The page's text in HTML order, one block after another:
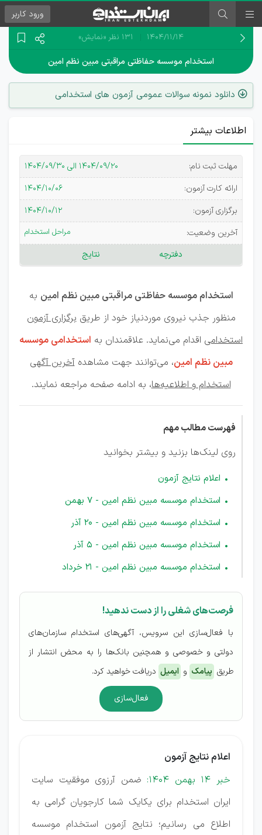
ورود کاربر
۱۴۰۴/۱۱/۱۴ 131 نظر «نمایش»
استخدام موسسه حفاظتی مراقبتی مبین نظم امین
دانلود نمونه سوالات عمومی آزمون های استخدامی
اطلاعات بیشتر
مهلت ثبت نام:
۱۴۰۴/۰۹/۲۰ الی ۱۴۰۴/۰۹/۳۰
ارائه کارت آزمون:
۱۴۰۴/۱۰/۰۶
برگزاری آزمون:
۱۴۰۴/۱۰/۱۲
آخرین وضعیت:
مراحل استخدام
دفترچه نتایج
استخدامی
موسسه
حفاظتی
مراقبتی
مبین نظم
امین
استخدام موسسه حفاظتی مراقبتی مبین نظم امین به
منظور جذب نیروی موردنیاز خود از طریقبرگزاری آزمون
استخدامی اقدام می‌نماید. علاقمندان به استخدامی موسسه
مبین نظم امین، می‌توانند جهت مشاهدهآخرین آگهی
استخدام و اطلاعیه‌ها، به ادامه صفحه مراجعه نمایند.
فهرست مطالب مهم
روی لینک‌ها بزنید و بیشتر بخوانید
اعلام نتایج آزمون
استخدام موسسه مبین نظم امین - 7 بهمن
استخدام موسسه مبین نظم امین - 20 آذر
استخدام موسسه مبین نظم امین - 5 آذر
استخدام موسسه مبین نظم امین - 21 خرداد
فرصت‌های شغلی را از دست ندهید!
با فعال‌سازی این سرویس، آگهی‌های استخدام سازمان‌های
دولتی و خصوصی و همچنین بانک‌ها را به محض انتشار از
طریق پیامک و ایمیل دریافت خواهید کرد.
فعال‌سازی
اعلام نتایج آزمون
خبر 14 بهمن 1404:
ضمن آرزوی موفقیت سایت
ایران استخدام برای یکایک شما کارجویان گرامی به
اطلاع می رسانیم؛ نتایج آزمون استخدام موسسه